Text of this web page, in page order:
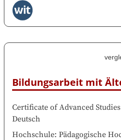
Bildungsarbeit mit
Certificate of Advanced Studies
Deutsch
Hochschule: Pädagogische